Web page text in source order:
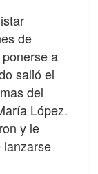
de
a
salió el
del
López.
y le
lanzarse